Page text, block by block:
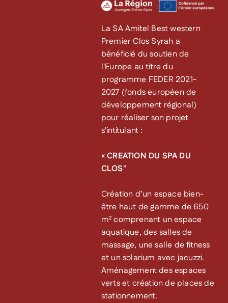
La SA Amitel Best western
Premier Clos Syrah a
bénéficié du soutien de
l'Europe au titre du
programme FEDER 2021-
2027 (fonds européen de
développement régional)
pour réaliser son projet
s'intitulant :
« CREATION DU SPA DU
CLOS"
Création d’un espace bien-
être haut de gamme de 650
m² comprenant un espace
aquatique, des salles de
massage, une salle de fitness
et un solarium avec jacuzzi.
Aménagement des espaces
verts et création de places de
stationnement.